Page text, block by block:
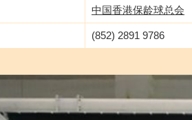
中国香港保龄球总会
(852) 2891 9786